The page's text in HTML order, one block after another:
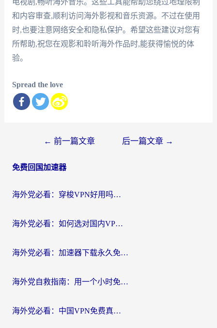
电视剧,畅听海外音乐。这些工具能帮助您绕过地理限制
和内容审查,顺利访问海外影视和音乐资源。不过在使用
时,也要注意网络安全和隐私保护。希望这些建议对您有
所帮助,祝您在观影和聆听海外作品时,能获得愉悦的体
验。
Spread the love
导
← 前一篇文章 后一篇文章 →
免费回国加速器
海外党必看：穿梭VPN好用吗？和云帆VPN对比哪个回国效果更好？附真实测评+避坑指南
海外党必看：如何选对国内VPN，实现无缝访问国内资源？
海外党必看：加速器下载永久免费版真的存在吗？教你无缝访问国内资源的正确姿势
海外党自救指南：用一个小时免费加速器，轻松打破国内资源访问壁垒？
海外党必看：中国VPN免费真的靠谱吗？手把手教你选对回国加速器